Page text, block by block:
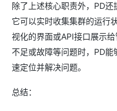
除了上述核心职责外，PD还
它可以实时收集集群的运行
视化的界面或API接口展示
不足或故障等问题时，PD
速定位并解决问题。
总结：